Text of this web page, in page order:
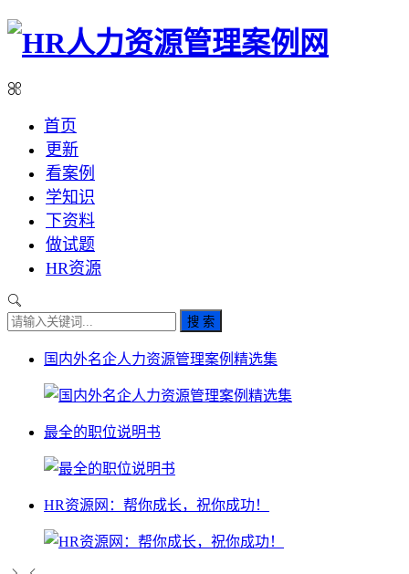
首页
更新
看案例
学知识
下资料
做试题
HR资源
搜 索
国内外名企人力资源管理案例精选集
最全的职位说明书
HR资源网：帮你成长，祝你成功！